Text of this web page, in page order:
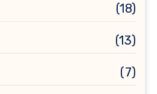
(18)
(13)
(7)